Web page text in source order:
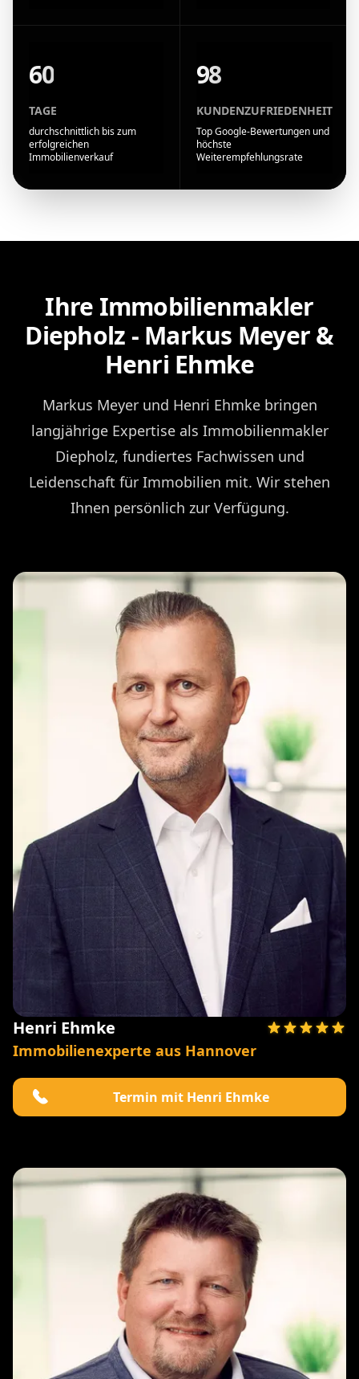
60
TAGE
durchschnittlich bis zum
erfolgreichen
Immobilienverkauf
98
KUNDENZUFRIEDENHEIT
Top Google-Bewertungen und
höchste
Weiterempfehlungsrate
Ihre Immobilienmakler
Diepholz - Markus Meyer &
Henri Ehmke
Markus Meyer und Henri Ehmke bringen
langjährige Expertise als Immobilienmakler
Diepholz, fundiertes Fachwissen und
Leidenschaft für Immobilien mit. Wir stehen
Ihnen persönlich zur Verfügung.
Henri Ehmke
Immobilienexperte aus Hannover
Termin mit Henri Ehmke